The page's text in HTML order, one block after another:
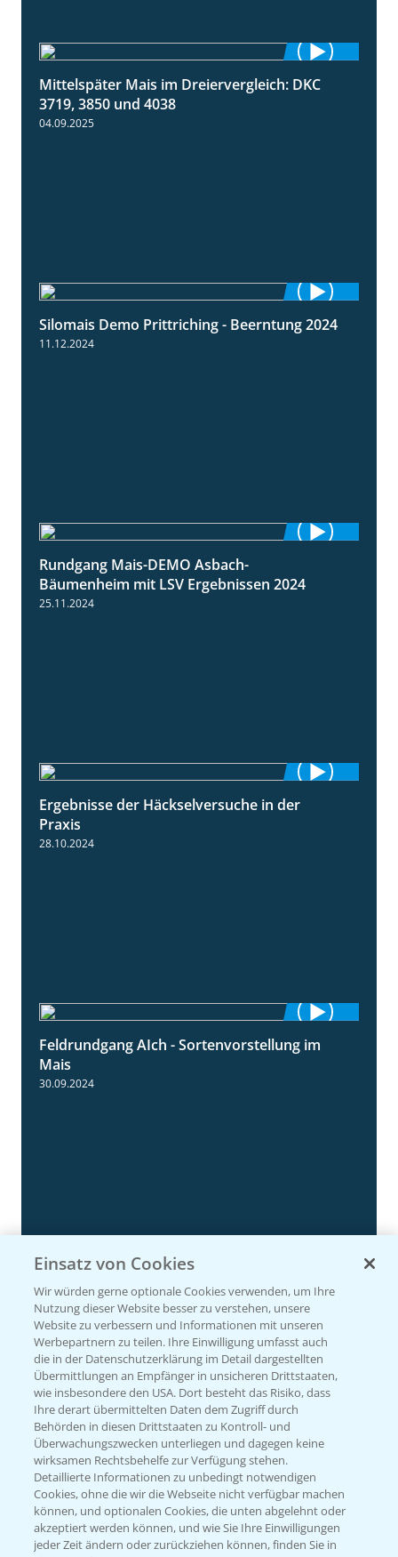
1:41
Mittelspäter Mais im Dreiervergleich: DKC
3719, 3850 und 4038
04.09.2025
12:28
Silomais Demo Prittriching - Beerntung 2024
11.12.2024
Rundgang Mais-DEMO Asbach-
Bäumenheim mit LSV Ergebnissen 2024
25.11.2024
Ergebnisse der Häckselversuche in der
Praxis
28.10.2024
11:24
Feldrundgang AIch - Sortenvorstellung im
Mais
30.09.2024
4:50
Rundgang Silomais Demo bei Neu-Ulm
23.09.2024
5:54
Rundgang - Silomais Demo Region
Augsburg
Einsatz von Cookies
Wir würden gerne optionale Cookies verwenden, um Ihre
Nutzung dieser Website besser zu verstehen, unsere
Website zu verbessern und Informationen mit unseren
Werbepartnern zu teilen. Ihre Einwilligung umfasst auch
die in der Datenschutzerklärung im Detail dargestellten
Übermittlungen an Empfänger in unsicheren Drittstaaten,
wie insbesondere den USA. Dort besteht das Risiko, dass
Ihre derart übermittelten Daten dem Zugriff durch
Behörden in diesen Drittstaaten zu Kontroll- und
Überwachungszwecken unterliegen und dagegen keine
wirksamen Rechtsbehelfe zur Verfügung stehen.
Detaillierte Informationen zu unbedingt notwendigen
Cookies, ohne die wir die Webseite nicht verfügbar machen
können, und optionalen Cookies, die unten abgelehnt oder
akzeptiert werden können, und wie Sie Ihre Einwilligungen
jeder Zeit ändern oder zurückziehen können, finden Sie in